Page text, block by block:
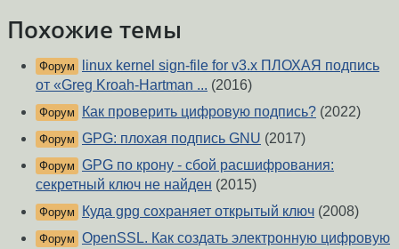
Похожие темы
Форум
linux kernel sign-file for v3.x ПЛОХАЯ подпись
от «Greg Kroah-Hartman ... (2016)
Форум Как проверить цифровую подпись? (2022)
Форум GPG: плохая подпись GNU (2017)
Форум GPG по крону - сбой расшифрования:
секретный ключ не найден (2015)
Форум Куда gpg сохраняет открытый ключ (2008)
Форум OpenSSL. Как создать электронную цифровую